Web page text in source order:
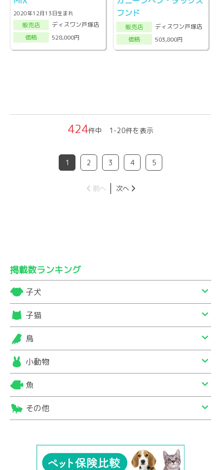
2020年12月13日生まれ
販売店
ディスワン戸塚店
価格
528,000円
フンド
販売店
ディスワン戸塚店
価格
503,800円
424件中 1-20件を表示
1 2 3 4 5
前へ 次へ
掲載数ランキング
子犬
子猫
鳥
小動物
魚
その他